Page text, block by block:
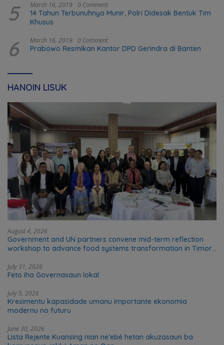
5 March 16, 2019 0 Comment
14 Tahun Terbunuhnya Munir, Polri Didesak Bentuk Tim
Khusus
6 March 16, 2019 0 Comment
Prabowo Resmikan Kantor DPD Gerindra di Banten
HANOIN LISUK
August 4, 2026
Government and UN partners convene mid-term reflection
workshop to advance food systems transformation in Timor-
July 31, 2026
Feto iha Governasaun lokal
July 5, 2026
Kresimentu kapasidade umanu importante ekonomia
modernu no futuru
June 30, 2026
Lista Rejente Kuansing nian ne’ebé hetan akuzasaun ba